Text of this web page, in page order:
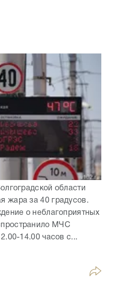
области
жара за 40 градусов.
о неблагоприятных
МЧС
14.00 часов с...